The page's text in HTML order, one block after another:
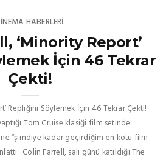
HABERLERI
‘Minority Report’
İçin 46 Tekrar
Çekti!
Repliğini Söylemek İçin 46 Tekrar Çekti!
Tom Cruise klasiği film setinde
“şimdiye kadar geçirdiğim en kötü film
Colin Farrell, salı günü katıldığı The